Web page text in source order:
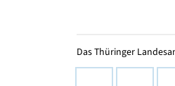
Das Thüringer